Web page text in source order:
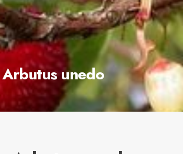
Arbutus unedo